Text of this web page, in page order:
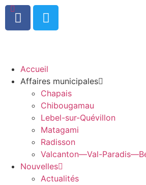
0
Accueil
Affaires municipales
Chapais
Chibougamau
Lebel-sur-Quévillon
Matagami
Radisson
Valcanton—Val-
Nouvelles
Actualités